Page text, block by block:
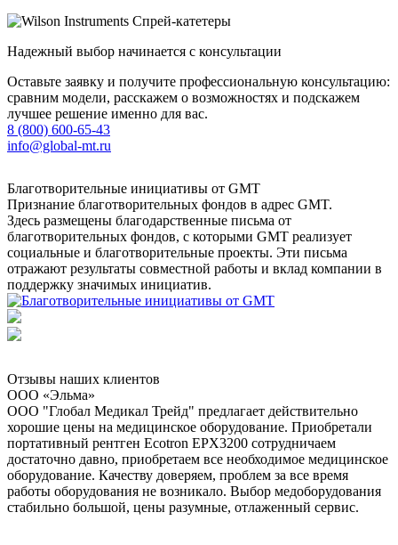
Надежный выбор начинается с консультации
Оставьте заявку и получите профессиональную консультацию:
сравним модели, расскажем о возможностях и подскажем
лучшее решение именно для вас.
8 (800) 600-65-43
info@global-mt.ru
Благотворительные инициативы от GMT
Признание благотворительных фондов в адрес GMT.
Здесь размещены благодарственные письма от
благотворительных фондов, с которыми GMT реализует
социальные и благотворительные проекты. Эти письма
отражают результаты совместной работы и вклад компании в
поддержку значимых инициатив.
Отзывы наших клиентов
ООО «Эльма»
ООО "Глобал Медикал Трейд" предлагает действительно
хорошие цены на медицинское оборудование. Приобретали
портативный рентген Ecotron EPX3200 сотрудничаем
достаточно давно, приобретаем все необходимое медицинское
оборудование. Качеству доверяем, проблем за все время
работы оборудования не возникало. Выбор медоборудования
стабильно большой, цены разумные, отлаженный сервис.